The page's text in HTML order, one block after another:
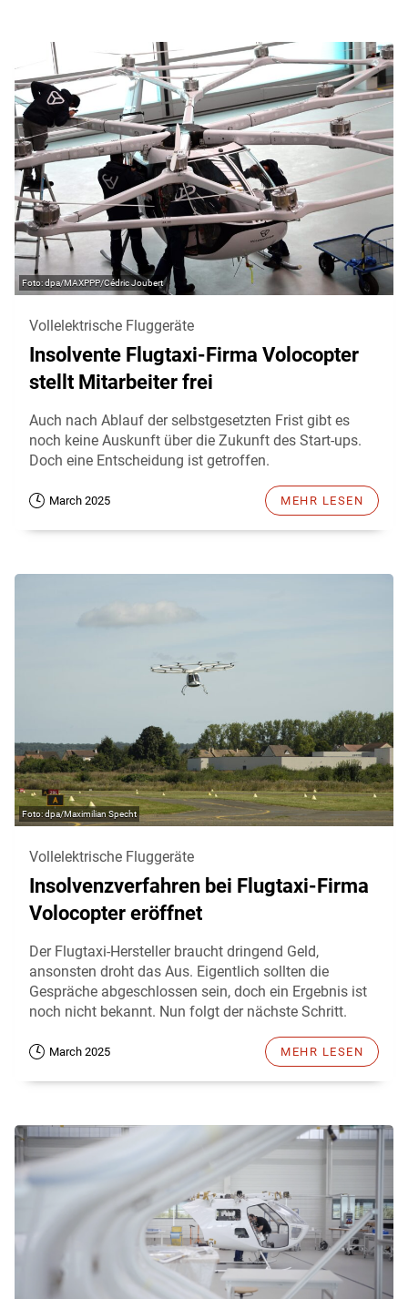
dpa/MAXPPP/Cédric Joubert
Vollelektrische Fluggeräte
Insolvente Flugtaxi-Firma Volocopter
stellt Mitarbeiter frei
Auch nach Ablauf der selbstgesetzten Frist gibt es
noch keine Auskunft über die Zukunft des Start-ups.
Doch eine Entscheidung ist getroffen.
March 2025 MEHR LESEN
dpa/Maximilian Specht
Vollelektrische Fluggeräte
Insolvenzverfahren bei Flugtaxi-Firma
Volocopter eröffnet
Der Flugtaxi-Hersteller braucht dringend Geld,
ansonsten droht das Aus. Eigentlich sollten die
Gespräche abgeschlossen sein, doch ein Ergebnis ist
noch nicht bekannt. Nun folgt der nächste Schritt.
March 2025 MEHR LESEN